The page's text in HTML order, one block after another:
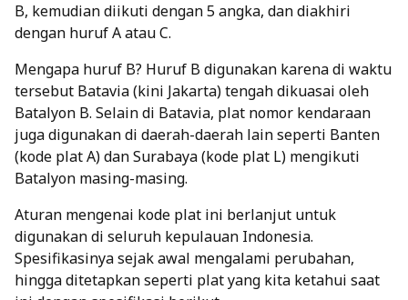
B, kemudian diikuti dengan 5 angka, dan diakhiri
dengan huruf A atau C.
Mengapa huruf B? Huruf B digunakan karena di waktu
tersebut Batavia (kini Jakarta) tengah dikuasai oleh
Batalyon B. Selain di Batavia, plat nomor kendaraan
juga digunakan di daerah-daerah lain seperti Banten
(kode plat A) dan Surabaya (kode plat L) mengikuti
Batalyon masing-masing.
Aturan mengenai kode plat ini berlanjut untuk
digunakan di seluruh kepulauan Indonesia.
Spesifikasinya sejak awal mengalami perubahan,
hingga ditetapkan seperti plat yang kita ketahui saat